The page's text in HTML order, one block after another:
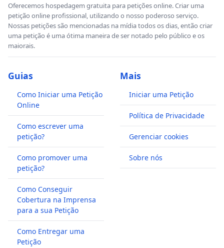
Oferecemos hospedagem gratuita para petições online. Criar uma
petição online profissional, utilizando o nosso poderoso serviço.
Nossas petições são mencionadas na mídia todos os dias, então criar
uma petição é uma ótima maneira de ser notado pelo público e os
maiorais.
Guias
Como Iniciar uma Petição
Online
Como escrever uma
petição?
Como promover uma
petição?
Como Conseguir
Cobertura na Imprensa
para a sua Petição
Como Entregar uma
Petição
Mais
Iniciar uma Petição
Política de Privacidade
Gerenciar cookies
Sobre nós